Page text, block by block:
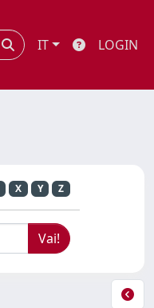
IT LOGIN
X Y Z